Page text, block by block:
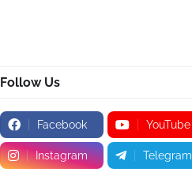
Follow Us
Facebook YouTube
Instagram Telegram